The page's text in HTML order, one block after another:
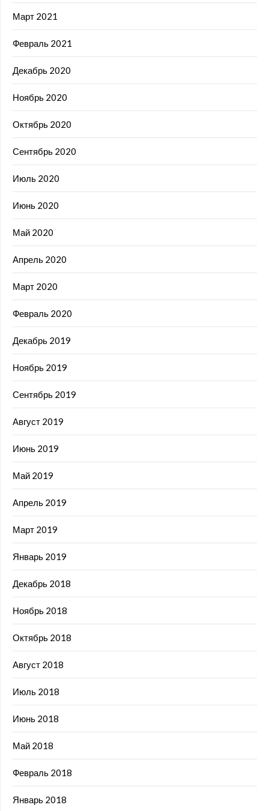
Март 2021
Февраль 2021
Декабрь 2020
Ноябрь 2020
Октябрь 2020
Сентябрь 2020
Июль 2020
Июнь 2020
Май 2020
Апрель 2020
Март 2020
Февраль 2020
Декабрь 2019
Ноябрь 2019
Сентябрь 2019
Август 2019
Июнь 2019
Май 2019
Апрель 2019
Март 2019
Январь 2019
Декабрь 2018
Ноябрь 2018
Октябрь 2018
Август 2018
Июль 2018
Июнь 2018
Май 2018
Февраль 2018
Январь 2018